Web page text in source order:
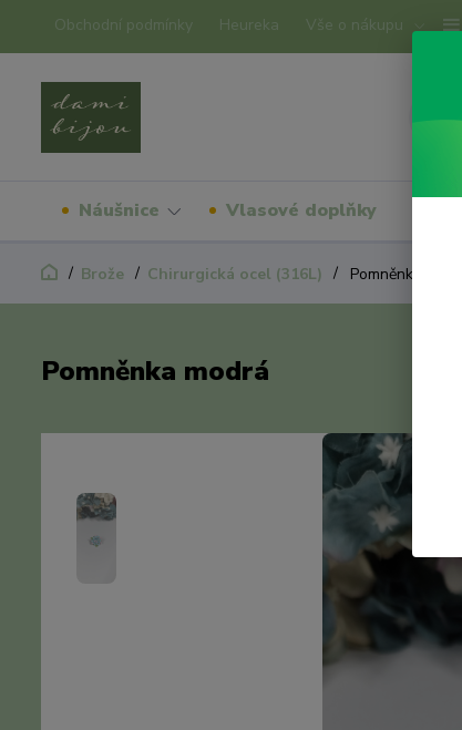
Obchodní podmínky Heureka Vše o nákupu
Náušnice Vlasové doplňky
Brože Chirurgická ocel (316L) Pomněnka modrá
Pomněnka modrá